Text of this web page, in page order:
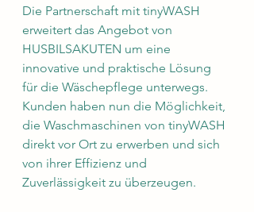
Die Partnerschaft mit tinyWASH
erweitert das Angebot von
HUSBILSAKUTEN um eine
innovative und praktische Lösung
für die Wäschepflege unterwegs.
Kunden haben nun die Möglichkeit,
die Waschmaschinen von tinyWASH
direkt vor Ort zu erwerben und sich
von ihrer Effizienz und
Zuverlässigkeit zu überzeugen.